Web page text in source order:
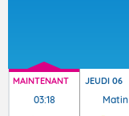
MAINTENANT
03:18
JEUDI 06
Matin